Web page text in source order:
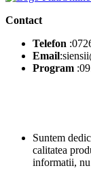
Contact
Telefon
Email
Program
Suntem
calitatea
informatii, nu